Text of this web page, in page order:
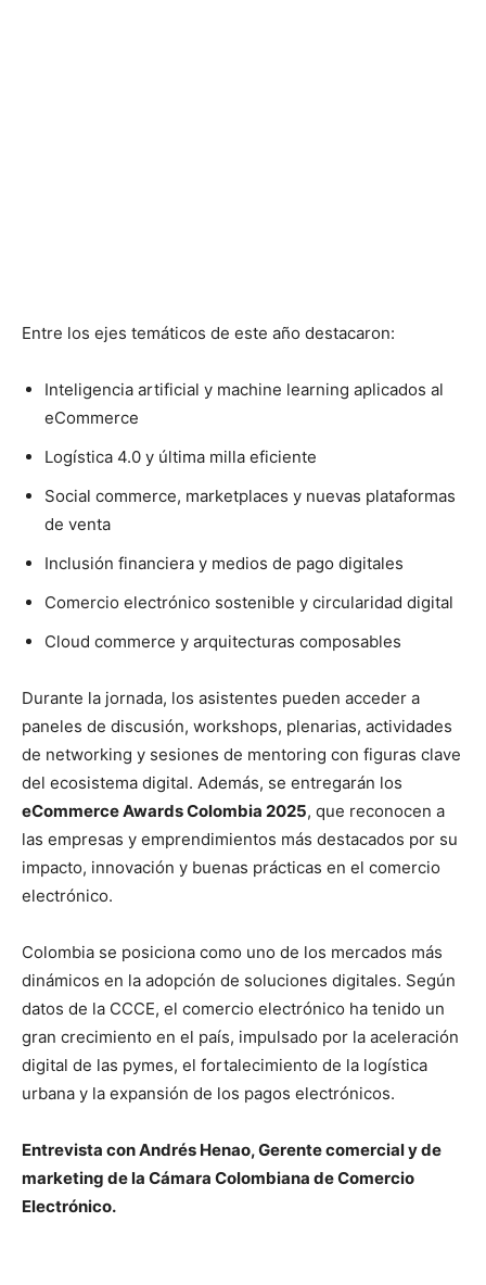
Entre los ejes temáticos de este año destacaron:
Inteligencia artificial y machine learning aplicados al
eCommerce
Logística 4.0 y última milla eficiente
Social commerce, marketplaces y nuevas plataformas
de venta
Inclusión financiera y medios de pago digitales
Comercio electrónico sostenible y circularidad digital
Cloud commerce y arquitecturas composables
Durante la jornada, los asistentes pueden acceder a
paneles de discusión, workshops, plenarias, actividades
de networking y sesiones de mentoring con figuras clave
del ecosistema digital. Además, se entregarán los
eCommerce Awards Colombia 2025, que reconocen a
las empresas y emprendimientos más destacados por su
impacto, innovación y buenas prácticas en el comercio
electrónico.
Colombia se posiciona como uno de los mercados más
dinámicos en la adopción de soluciones digitales. Según
datos de la CCCE, el comercio electrónico ha tenido un
gran crecimiento en el país, impulsado por la aceleración
digital de las pymes, el fortalecimiento de la logística
urbana y la expansión de los pagos electrónicos.
Entrevista con Andrés Henao, Gerente comercial y de
marketing de la Cámara Colombiana de Comercio
Electrónico.